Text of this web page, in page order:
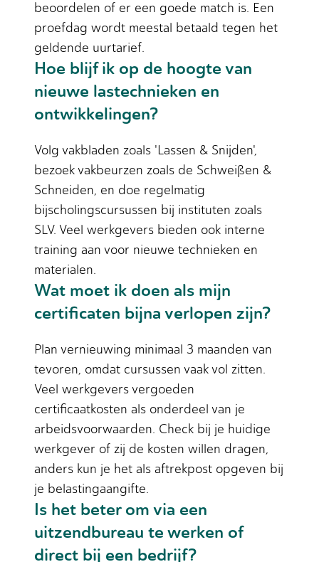
beoordelen of er een goede match is. Een
proefdag wordt meestal betaald tegen het
geldende uurtarief.
Hoe blijf ik op de hoogte van
nieuwe lastechnieken en
ontwikkelingen?
Volg vakbladen zoals 'Lassen & Snijden',
bezoek vakbeurzen zoals de Schweißen &
Schneiden, en doe regelmatig
bijscholingscursussen bij instituten zoals
SLV. Veel werkgevers bieden ook interne
training aan voor nieuwe technieken en
materialen.
Wat moet ik doen als mijn
certificaten bijna verlopen zijn?
Plan vernieuwing minimaal 3 maanden van
tevoren, omdat cursussen vaak vol zitten.
Veel werkgevers vergoeden
certificaatkosten als onderdeel van je
arbeidsvoorwaarden. Check bij je huidige
werkgever of zij de kosten willen dragen,
anders kun je het als aftrekpost opgeven bij
je belastingaangifte.
Is het beter om via een
uitzendbureau te werken of
direct bij een bedrijf?